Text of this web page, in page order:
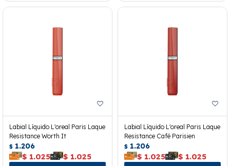
Labial Líquido L'oreal Paris Laque
Resistance Worth It
$ 1.206
$ 1.025 $ 1.025
Labial Líquido L'oreal Paris Laque
Resistance Café Parisien
$ 1.206
$ 1.025 $ 1.025